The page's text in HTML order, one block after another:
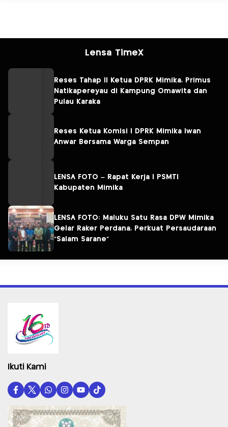
Lensa TimeX
Reses Tahap II Ketua DPRK Mimika, Primus
Natikapereyau di Kampung Omawita dan
Pulau Karaka
Reses Ketua Komisi I DPRK Mimika Iwan
Anwar Bersama Warga Sempan
LENSA FOTO – Rapat Kerja I PSMTI
Kabupaten Mimika
LENSA FOTO: Maluku Satu Rasa DPW Mimika
Gelar Raker Perdana, Perkuat Persaudaraan
“Salam Sarane”
Ikuti Kami